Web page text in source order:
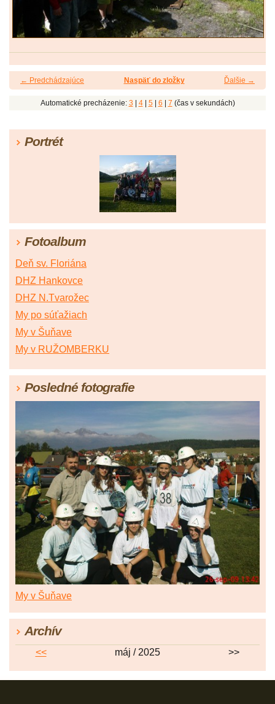
← Predchádzajúce Ďalšie →
Naspäť do zložky
Automatické precházenie: 3 4| 5| 6 7 (čas v sekundách)
Portrét
Fotoalbum
Deň sv. Floriána
DHZ Hankovce
DHZ N.Tvarožec
My po súťažiach
My v Šuňave
My v RUŽOMBERKU
Posledné fotografie
My v Šuňave
Archív
<< máj / 2025 >>